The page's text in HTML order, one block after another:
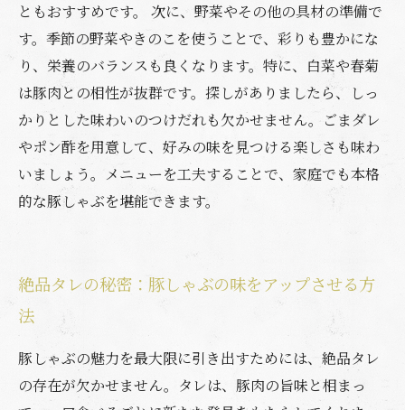
ともおすすめです。 次に、野菜やその他の具材の準備で
す。季節の野菜やきのこを使うことで、彩りも豊かにな
り、栄養のバランスも良くなります。特に、白菜や春菊
は豚肉との相性が抜群です。探しがありましたら、しっ
かりとした味わいのつけだれも欠かせません。ごまダレ
やポン酢を用意して、好みの味を見つける楽しさも味わ
いましょう。メニューを工夫することで、家庭でも本格
的な豚しゃぶを堪能できます。
絶品タレの秘密：豚しゃぶの味をアップさせる方
法
豚しゃぶの魅力を最大限に引き出すためには、絶品タレ
の存在が欠かせません。タレは、豚肉の旨味と相まっ